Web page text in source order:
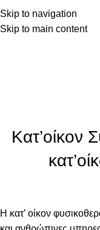
Skip to navigation
Skip to main content
Κατ’οίκον
Η κατ’ οίκον